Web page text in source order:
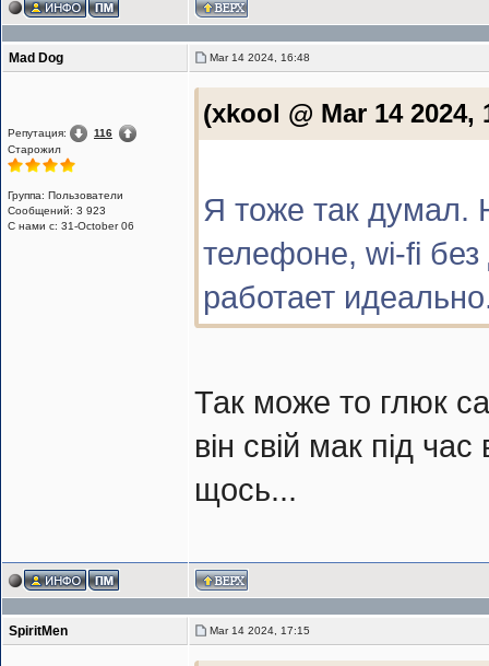
Mad Dog Mar 14 2024, 16:48
Репутация:
116
Старожил
Группа: Пользователи
Сообщений: 3 923
С нами с: 31-October 06
(xkool @ Mar 14 2024,
Я тоже так думал.
телефоне, wi-fi без
работает
Так може то глюк
він свій мак під
щось...
SpiritMen Mar 14 2024, 17:15